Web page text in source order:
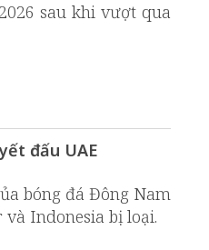
sau khi vượt qua
đấu UAE
bóng đá Đông Nam
Indonesia bị loại.